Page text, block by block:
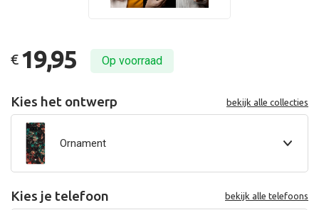
€ 19,95 Op voorraad
Kies het ontwerp bekijk alle collecties
Ornament
Kies je telefoon bekijk alle telefoons